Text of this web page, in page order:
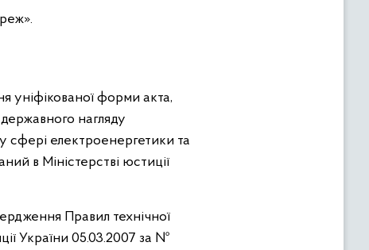
уніфікованої форми акта,
нагляду
сфері електроенергетики та
в Міністерстві юстиції
Правил технічної
України 05.03.2007 за №